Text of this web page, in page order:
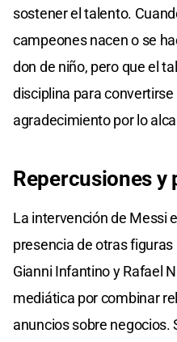
sostener el talento.
campeones nacen o se
don de niño, pero que el
disciplina para
agradecimiento por lo
Repercusiones y
La intervención de Messi
presencia de otras
Gianni Infantino y Rafael
mediática por combinar
anuncios sobre negocios.